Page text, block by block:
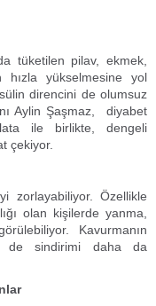
tüketilen pilav, ekmek,
yükselmesine yol
direncini de olumsuz
Aylin Şaşmaz, diyabet
ile birlikte, dengeli
çekiyor.
zorlayabiliyor. Özellikle
olan kişilerde yanma,
Kavurmanın
de sindirimi daha da